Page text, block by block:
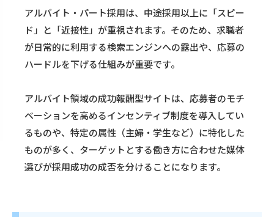
アルバイト・パート採用は、中途採用以上に「スピー
ド」と「近接性」が重視されます。そのため、求職者
が日常的に利用する検索エンジンへの露出や、応募の
ハードルを下げる仕組みが重要です。
アルバイト領域の成功報酬型サイトは、応募者のモチ
ベーションを高めるインセンティブ制度を導入してい
るものや、特定の属性（主婦・学生など）に特化した
ものが多く、ターゲットとする働き方に合わせた媒体
選びが採用成功の成否を分けることになります。